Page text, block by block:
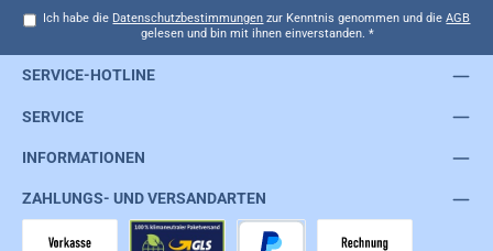
Ich habe die Datenschutzbestimmungen zur Kenntnis genommen und dieAGB
gelesen und bin mit ihnen einverstanden. *
SERVICE-HOTLINE
SERVICE
INFORMATIONEN
ZAHLUNGS- UND VERSANDARTEN